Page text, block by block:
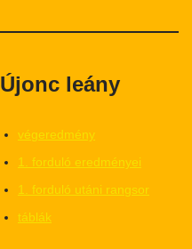
Újonc leány
végeredmény
1. forduló eredményei
1. forduló utáni rangsor
táblák